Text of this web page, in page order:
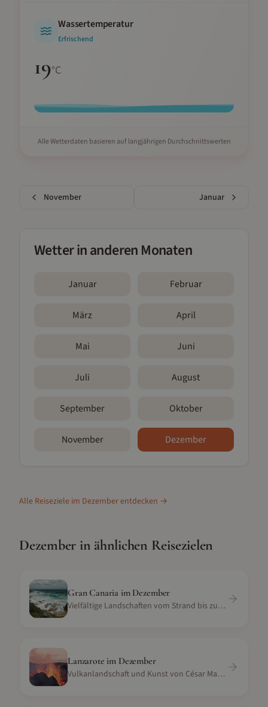
Wassertemperatur
Erfrischend
19°C
Alle Wetterdaten basieren auf langjährigen Durchschnittswerten
November Januar
Wetter in anderen Monaten
Januar Februar
März April
Mai Juni
Juli August
September Oktober
November Dezember
Alle Reiseziele im Dezemberentdecken →
Dezember in ähnlichen Reisezielen
Gran Canaria im Dezember
Vielfältige Landschaften vom Strand bis zu den Bergen
Lanzarote im Dezember
Vulkanlandschaft und Kunst von César Manrique